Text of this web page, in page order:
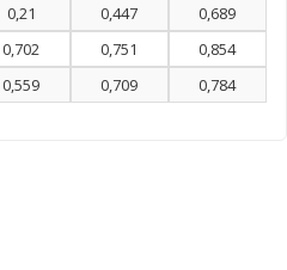
0,21 0,447
0,689
0,702 0,751
0,854
0,559 0,709 0,784